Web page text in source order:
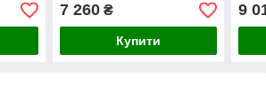
7 260₴
Купити
9